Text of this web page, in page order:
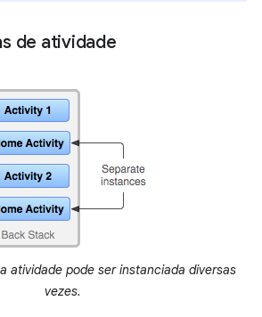
de atividade
atividade pode ser instanciada diversas
vezes.